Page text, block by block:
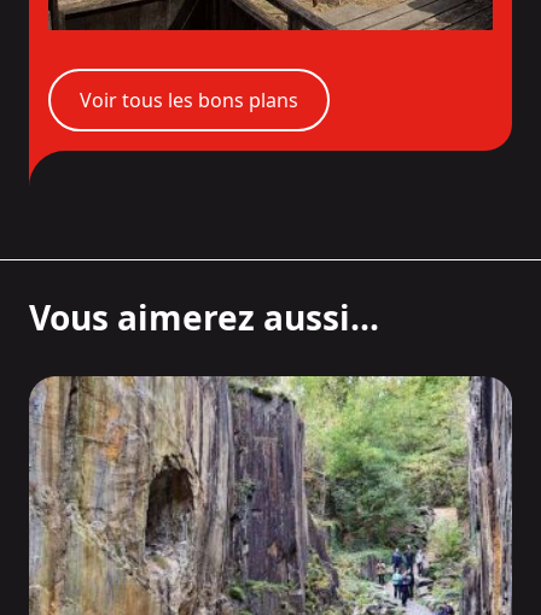
Voir tous les bons plans
Vous aimerez aussi...